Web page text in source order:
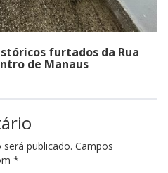
furtados da Rua
de Manaus
publicado. Campos
*